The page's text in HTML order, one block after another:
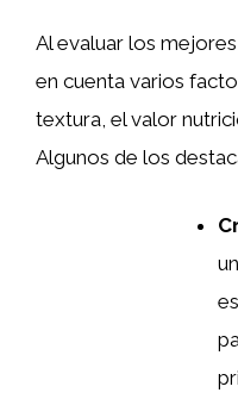
Al evaluar los mejores
en cuenta varios
textura, el valor
Algunos de los